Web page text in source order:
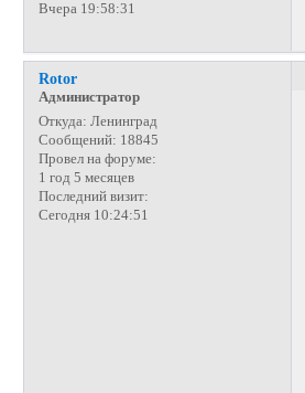
Вчера 19:58:31
Rotor
Администратор
Откуда: Ленинград
Сообщений: 18845
Провел на форуме:
1 год 5 месяцев
Последний визит:
Сегодня 10:24:51